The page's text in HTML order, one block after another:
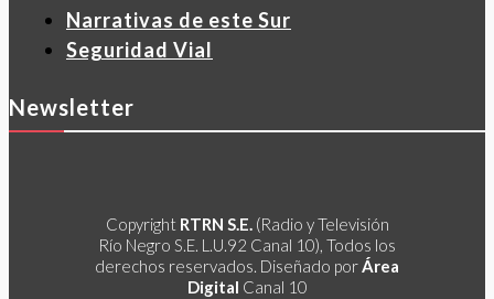
Narrativas de este Sur
Seguridad Vial
Newsletter
Copyright RTRN S.E.(Radio y Televisión
Río Negro S.E. L.U.92 Canal 10), Todos los
derechos reservados. Diseñado porÁrea
Digital Canal 10